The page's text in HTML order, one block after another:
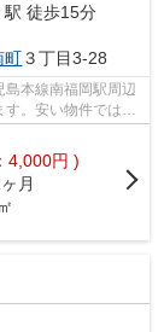
駅 徒歩15分
町３丁目3-28
島本線南福岡駅周辺
。安い物件ではあ
4,000円 )
月